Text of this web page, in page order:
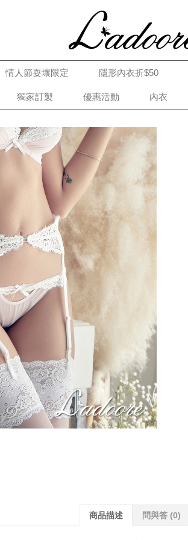
情人節耍壞限定 隱形內衣折$50
獨家訂製 優惠活動 內衣
商品描述 問與答 (0)